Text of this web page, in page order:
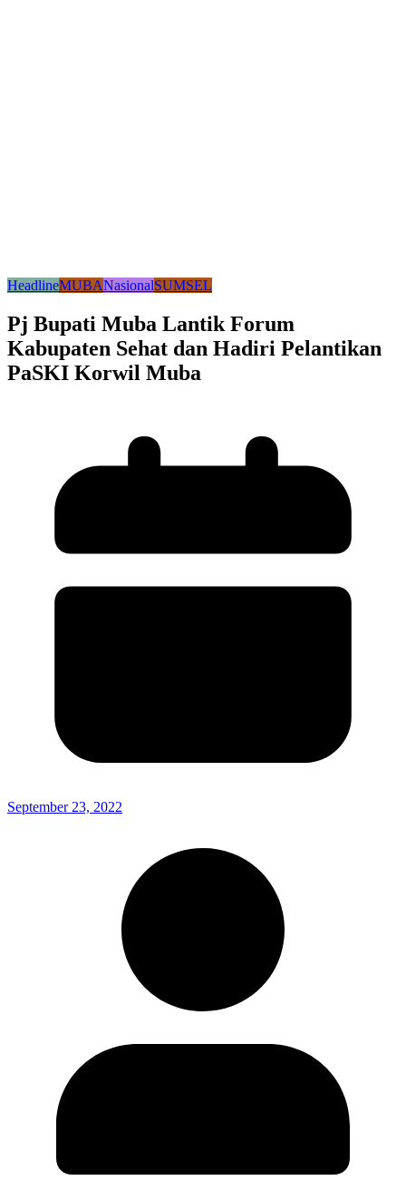
HeadlineMUBANasionalSUMSEL
Pj Bupati Muba Lantik Forum
Kabupaten Sehat dan Hadiri Pelantikan
PaSKI Korwil Muba
September 23, 2022